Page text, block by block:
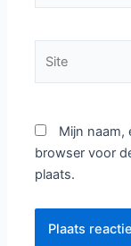
Mijn naam,
browser voor
plaats.